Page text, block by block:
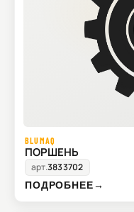
BLUMAQ
ПОРШЕНЬ
арт.3833702
ПОДРОБНЕЕ→